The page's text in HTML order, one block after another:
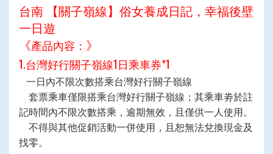
台南 【關子嶺線】俗女養成日記，幸福後壁
一日遊
《產品內容： 》
1.台灣好行關子嶺線1日乘車券*1
一日內不限次數搭乘台灣好行關子嶺線
套票乘車僅限搭乘台灣好行關子嶺線；其乘車劵於註
記時間內不限次數搭乘，逾期無效，且僅供一人使用。
不得與其他促銷活動一併使用，且恕無法兌換現金及
找零。